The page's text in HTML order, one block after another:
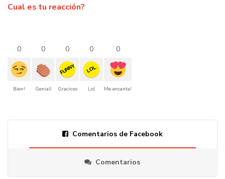
Cual es tu reacción?
0
Bien!
0
Genial!
0
FUNNY
Gracioso
0
LOL
Lol
0
Me encanta!
Comentarios de Facebook
Comentarios